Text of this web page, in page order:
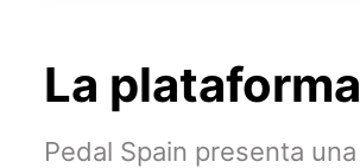
La plataforma
Pedal Spain presenta una